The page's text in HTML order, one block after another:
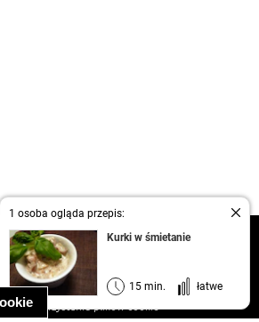
1 osoba ogląda przepis:
Kurki w śmietanie
15 min. łatwe
kontakt
regulamin
informacja o prywatności
o wykorzystaniu plików cookie